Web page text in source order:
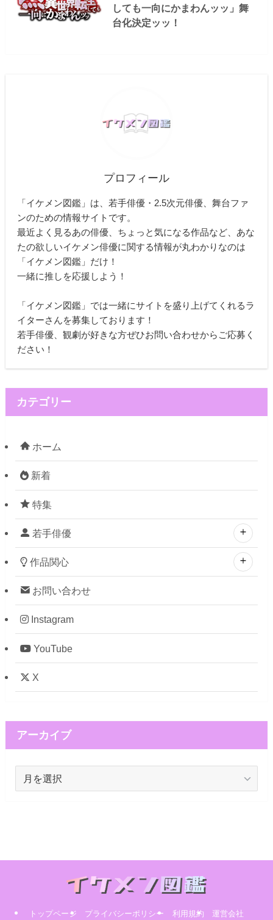
しても一向にかまわんッッ」舞
台化決定ッッ！
プロフィール
「イケメン図鑑」は、若手俳優・2.5次元俳優、舞台ファ
ンのための情報サイトです。
最近よく見るあの俳優、ちょっと気になる作品など、あな
たの欲しいイケメン俳優に関する情報が丸わかりなのは
「イケメン図鑑」だけ！
一緒に推しを応援しよう！
「イケメン図鑑」では一緒にサイトを盛り上げてくれるラ
イターさんを募集しております！
若手俳優、観劇が好きな方ぜひお問い合わせからご応募く
ださい！
カテゴリー
ホーム
新着
特集
若手俳優
作品関心
お問い合わせ
Instagram
YouTube
X
アーカイブ
トップページ プライバシーポリシー 利用規約 運営会社